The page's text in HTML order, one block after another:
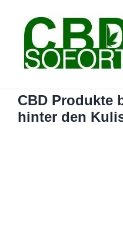
springen
CBD Produkte
hinter den